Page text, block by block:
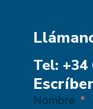
Tel: +34
Nombre